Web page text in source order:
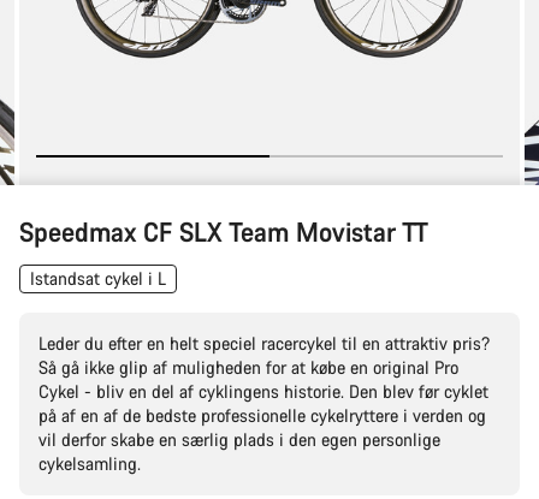
Speedmax CF SLX Team Movistar TT
Istandsat cykel i L
Leder du efter en helt speciel racercykel til en attraktiv pris?
Så gå ikke glip af muligheden for at købe en original Pro
Cykel - bliv en del af cyklingens historie. Den blev før cyklet
på af en af de bedste professionelle cykelryttere i verden og
vil derfor skabe en særlig plads i den egen personlige
cykelsamling.